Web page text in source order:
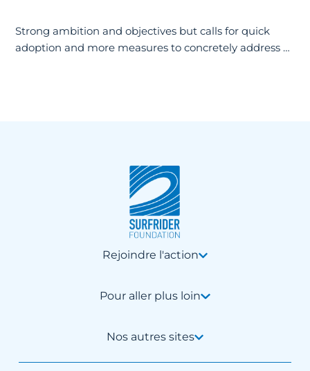
Strong ambition and objectives but calls for quick
adoption and more measures to concretely address …
Rejoindre l'action
Pour aller plus loin
Nos autres sites